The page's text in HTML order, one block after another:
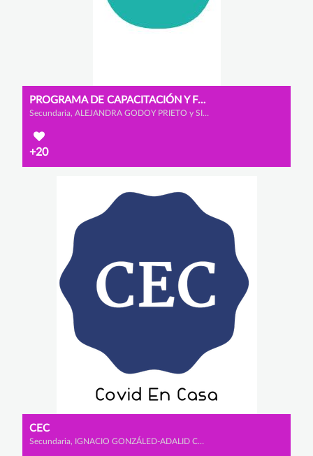
PROGRAMA DE CAPACITACIÓN Y FORMACIÓN
Secundaria, ALEJANDRA GODOY PRIETO y SILVIA RELAÑO RECIO
+20
CEC
Secundaria, IGNACIO GONZÁLED-ADALID CHOZAS, JOSÉ GONZÁLEZ-ADALID LLABRÉS y ÁLVARO VALDÉS PIRIZ